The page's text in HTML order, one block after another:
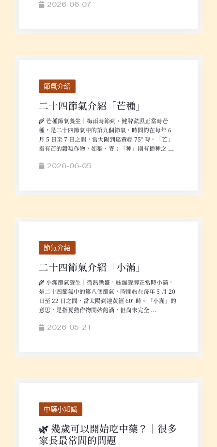
2026-06-07
節氣介紹
二十四節氣介紹「芒種」
🌾 芒種節氣養生｜梅雨時節到，健脾祛濕正當時芒
種，是二十四節氣中的第九個節氣，時間約在每年 6
月 5 日至 7 日之間，當太陽到達黃經 75° 時。「芒」
指有芒的穀類作物，如稻、麥；「種」則有播種之 ...
2026-06-05
節氣介紹
二十四節氣介紹「小滿」
🌾 小滿節氣養生｜微熱漸盛，祛濕養脾正當時小滿，
是二十四節氣中的第八個節氣，時間約在每年 5 月 20
日至 22 日之間，當太陽到達黃經 60° 時。「小滿」的
意思，是指夏熟作物開始飽滿，但尚未完全 ...
2026-05-21
中藥小知識
🌿 幾歲可以開始吃中藥？｜很多
家長最常問的問題